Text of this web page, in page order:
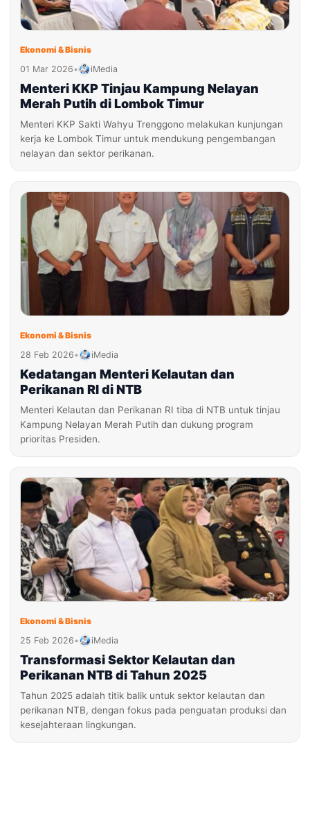
Ekonomi & Bisnis
01 Mar 2026• iMedia
Menteri KKP Tinjau Kampung Nelayan
Merah Putih di Lombok Timur
Menteri KKP Sakti Wahyu Trenggono melakukan kunjungan
kerja ke Lombok Timur untuk mendukung pengembangan
nelayan dan sektor perikanan.
Ekonomi & Bisnis
28 Feb 2026• iMedia
Kedatangan Menteri Kelautan dan
Perikanan RI di NTB
Menteri Kelautan dan Perikanan RI tiba di NTB untuk tinjau
Kampung Nelayan Merah Putih dan dukung program
prioritas Presiden.
Ekonomi & Bisnis
25 Feb 2026• iMedia
Transformasi Sektor Kelautan dan
Perikanan NTB di Tahun 2025
Tahun 2025 adalah titik balik untuk sektor kelautan dan
perikanan NTB, dengan fokus pada penguatan produksi dan
kesejahteraan lingkungan.